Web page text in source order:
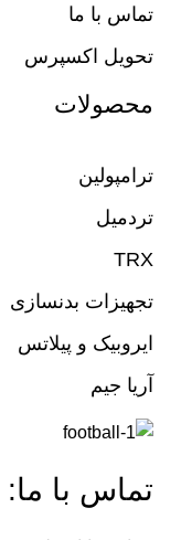
تماس با ما
تحویل اکسپرس
محصولات
ترامپولین
تردمیل
TRX
تجهیزات بدنسازی
ایروبیک و پیلاتس
آریا جیم
تماس با ما: